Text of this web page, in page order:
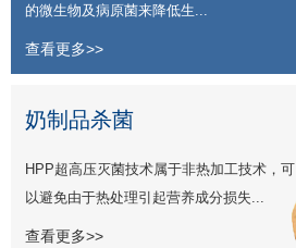
的微生物及病原菌来降低生...
查看更多>>
奶制品杀菌
HPP超高压灭菌技术属于非热加工技术，可
以避免由于热处理引起营养成分损失...
查看更多>>